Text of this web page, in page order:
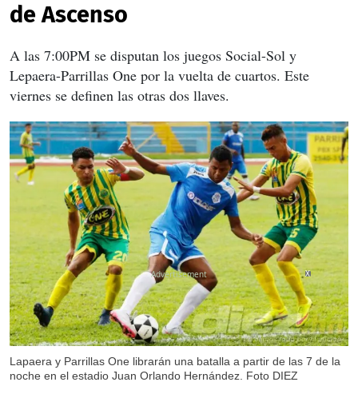
de Ascenso
A las 7:00PM se disputan los juegos Social-Sol y
Lepaera-Parrillas One por la vuelta de cuartos. Este
viernes se definen las otras dos llaves.
Lapaera y Parrillas One librarán una batalla a partir de las 7 de la
noche en el estadio Juan Orlando Hernández. Foto DIEZ
X